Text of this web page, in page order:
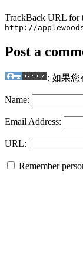
TrackBack URL for
http://
Post a
: 如果您
Name:
Email Address:
URL:
Remember